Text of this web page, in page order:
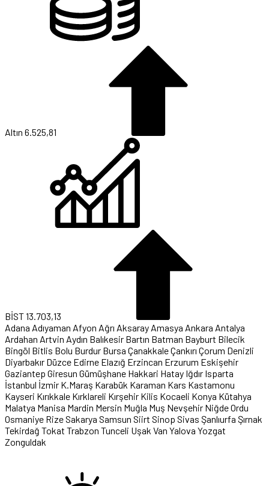
Altın 6.525,81
BİST13.703,13
Adana Adıyaman Afyon Ağrı Aksaray Amasya Ankara Antalya
Ardahan Artvin Aydın Balıkesir Bartın Batman Bayburt Bilecik
Bingöl Bitlis Bolu Burdur Bursa ÇanakkaleÇankırı Çorum Denizli
Diyarbakır Düzce Edirne Elazığ Erzincan Erzurum Eskişehir
Gaziantep Giresun Gümüşhane Hakkari Hatay Iğdır Isparta
İstanbul İzmir K.Maraş Karabük Karaman Kars Kastamonu
Kayseri Kırıkkale Kırklareli Kırşehir Kilis Kocaeli Konya Kütahya
Malatya Manisa Mardin Mersin Muğla Muş Nevşehir NiğdeOrdu
Osmaniye RizeSakarya Samsun Siirt Sinop Sivas Şanlıurfa Şırnak
Tekirdağ Tokat Trabzon Tunceli Uşak Van Yalova Yozgat
Zonguldak